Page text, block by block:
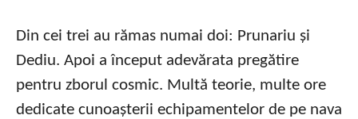
Din cei trei au rămas numai doi: Prunariu și
Dediu. Apoi a început adevărata pregătire
pentru zborul cosmic. Multă teorie, multe ore
dedicate cunoașterii echipamentelor de pe nava